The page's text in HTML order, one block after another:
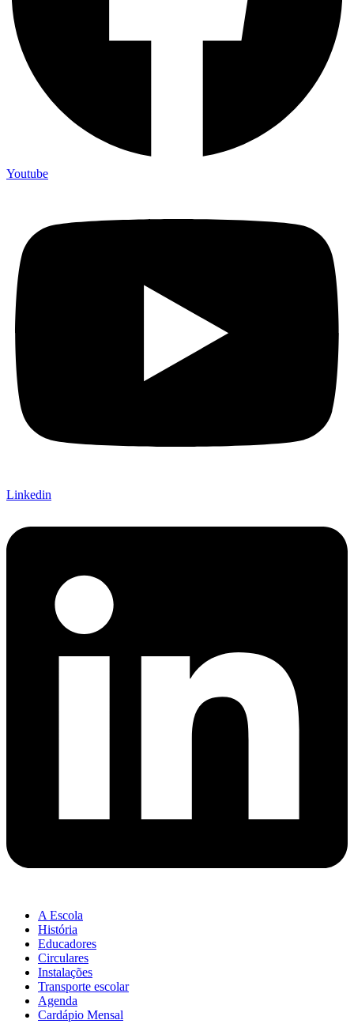
Youtube
Linkedin
A Escola
História
Educadores
Circulares
Instalações
Transporte escolar
Agenda
Cardápio Mensal